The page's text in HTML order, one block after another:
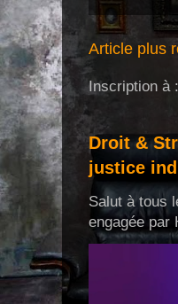
Article plus
Inscription à :
Droit &
justice
Salut à tous
engagée par